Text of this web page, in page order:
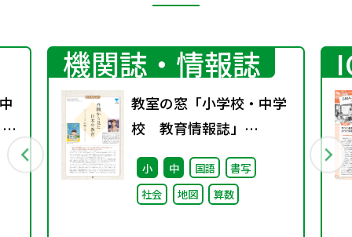
機関誌・情報誌
教室の窓「小学校・中学
校 教育情報誌」
vol.76 2025年9月発行
小 中 国語
書写
社会
地図 算数